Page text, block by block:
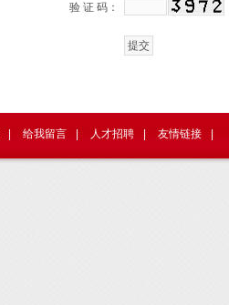
验 证 码：
给我留言 人才招聘 友情链接